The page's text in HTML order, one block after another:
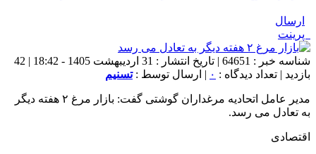
ارسال
پرینت
شناسه خبر : 64651 | تاریخ انتشار : 31 اردیبهشت 1405 - 18:42 | 42
بازدید | تعداد دیدگاه : ۰ | ارسال توسط :تسنیم
مدیر عامل اتحادیه مرغداران گوشتی گفت: بازار مرغ ۲ هفته دیگر
به تعادل می رسد.
اقتصادی